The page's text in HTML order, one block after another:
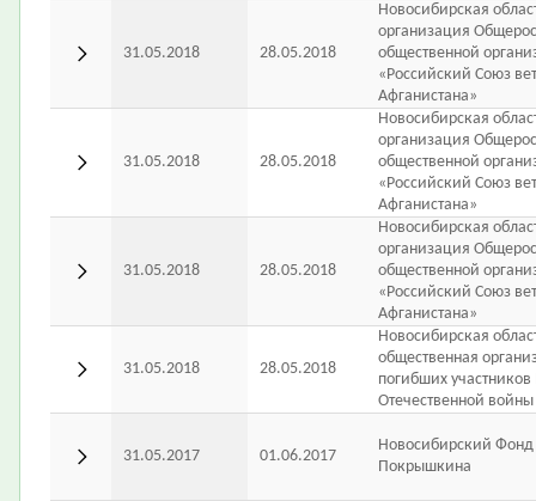
31.05.2018 28.05.2018
Новосибирская
организация
общественной
«Российский Союз
Афганистана»
31.05.2018 28.05.2018
Новосибирская
организация
общественной
«Российский Союз
Афганистана»
31.05.2018 28.05.2018
Новосибирская
организация
общественной
«Российский Союз
Афганистана»
31.05.2018 28.05.2018
Новосибирская
общественная
погибших
Отечественной
31.05.2017 01.06.2017
Новосибирский
Покрышкина